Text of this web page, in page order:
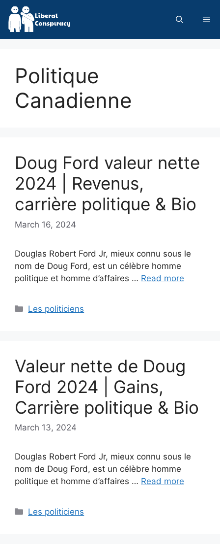
Skip
content
Politique
Canadienne
Doug Ford valeur nette
2024 | Revenus,
carrière politique & Bio
March 16, 2024
Douglas Robert Ford Jr, mieux connu sous le
nom de Doug Ford, est un célèbre homme
politique et homme d’affaires … Read more
Categories
Les politiciens
Valeur nette de Doug
Ford 2024 | Gains,
Carrière politique & Bio
March 13, 2024
Douglas Robert Ford Jr, mieux connu sous le
nom de Doug Ford, est un célèbre homme
politique et homme d’affaires … Read more
Categories
Les politiciens